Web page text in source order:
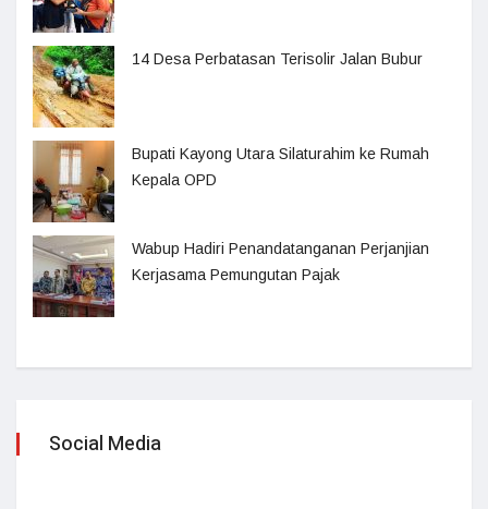
14 Desa Perbatasan Terisolir Jalan Bubur
Bupati Kayong Utara Silaturahim ke Rumah
Kepala OPD
Wabup Hadiri Penandatanganan Perjanjian
Kerjasama Pemungutan Pajak
Social Media